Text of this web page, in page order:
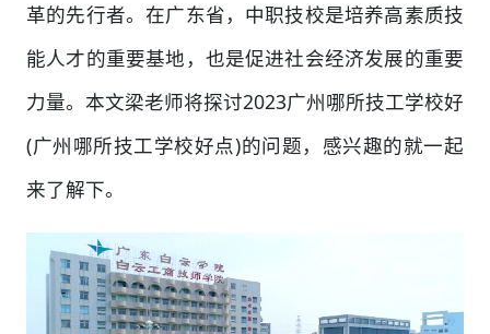
革的先行者。在广东省，中职技校是培养高素质技
能人才的重要基地，也是促进社会经济发展的重要
力量。本文梁老师将探讨2023广州哪所技工学校好
(广州哪所技工学校好点)的问题，感兴趣的就一起
来了解下。